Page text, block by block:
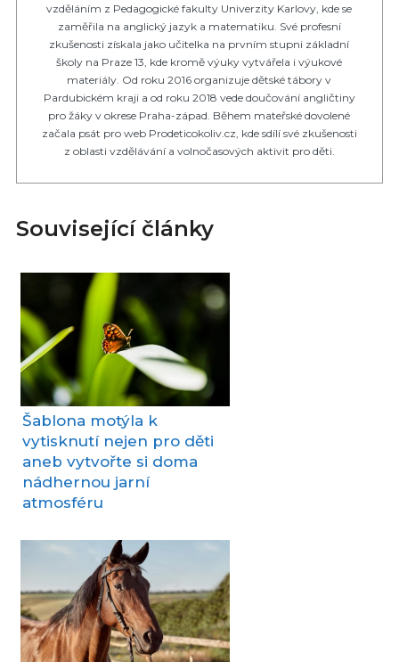
vzděláním z Pedagogické fakulty Univerzity Karlovy, kde se
zaměřila na anglický jazyk a matematiku. Své profesní
zkušenosti získala jako učitelka na prvním stupni základní
školy na Praze 13, kde kromě výuky vytvářela i výukové
materiály. Od roku 2016 organizuje dětské tábory v
Pardubickém kraji a od roku 2018 vede doučování angličtiny
pro žáky v okrese Praha-západ. Během mateřské dovolené
začala psát pro web Prodeticokoliv.cz, kde sdílí své zkušenosti
z oblasti vzdělávání a volnočasových aktivit pro děti.
Související články
Šablona motýla k
vytisknutí nejen pro děti
aneb vytvořte si doma
nádhernou jarní
atmosféru